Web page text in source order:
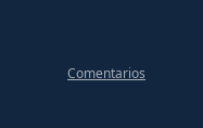
Comentarios